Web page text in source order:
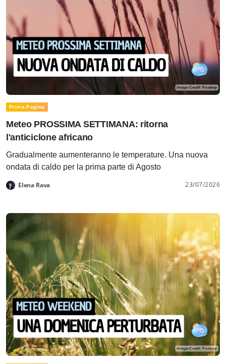
Prima Pagina
Meteo PROSSIMA SETTIMANA: ritorna
l'anticiclone africano
Gradualmente aumenteranno le temperature. Una nuova
ondata di caldo per la prima parte di Agosto
Elena Rava 23/07/2026